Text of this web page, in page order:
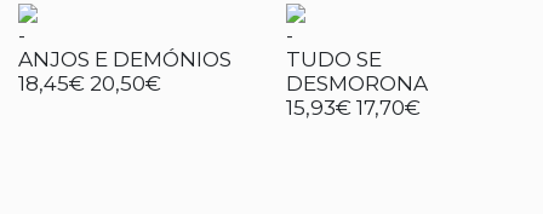
-
ANJOS E DEMÓNIOS
18,45€ 20,50€
-
TUDO SE
DESMORONA
15,93€ 17,70€